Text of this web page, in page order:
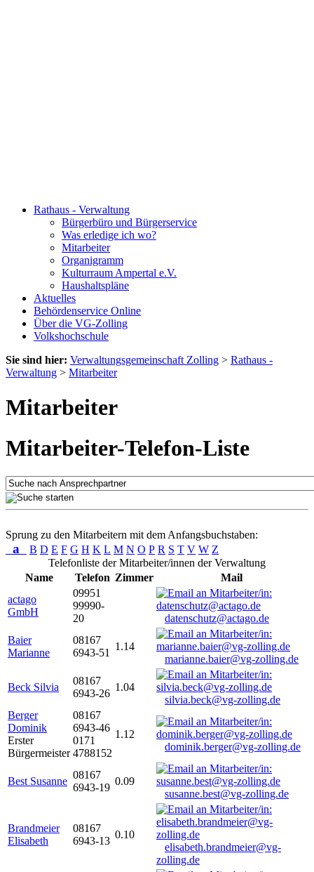
Rathaus - Verwaltung
Bürgerbüro und Bürgerservice
Was erledige ich wo?
Mitarbeiter
Organigramm
Kulturraum Ampertal e.V.
Haushaltspläne
Aktuelles
Behördenservice Online
Über die VG-Zolling
Volkshochschule
Sie sind hier: Verwaltungsgemeinschaft Zolling > Rathaus -
Verwaltung > Mitarbeiter
Mitarbeiter
Mitarbeiter-Telefon-Liste
Sprung zu den Mitarbeitern mit dem Anfangsbuchstaben:
a B D E F G H K L M N O P R S T V W Z
Telefonliste der Mitarbeiter/innen der Verwaltung
Name
Telefon Zimmer
Mail
actago
GmbH
09951
99990-
20
datenschutz@actago.de
Baier
Marianne
08167
6943-51
1.14
marianne.baier@vg-zolling.de
Beck Silvia
08167
6943-26
1.04
silvia.beck@vg-zolling.de
Berger
Dominik
Erster
Bürgermeister
08167
6943-46
0171
4788152
1.12
dominik.berger@vg-zolling.de
Best Susanne
08167
6943-19
0.09
susanne.best@vg-zolling.de
Brandmeier
Elisabeth
08167
6943-13
0.10
elisabeth.brandmeier@vg-
zolling.de